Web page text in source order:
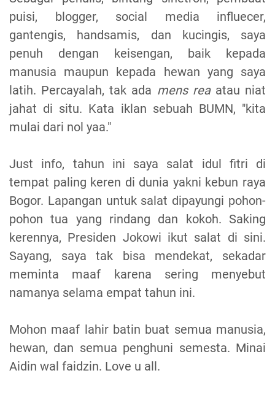
puisi, blogger, social media influecer,
gantengis, handsamis, dan kucingis, saya
penuh dengan keisengan, baik kepada
manusia maupun kepada hewan yang saya
latih. Percayalah, tak ada mens reaatau niat
jahat di situ. Kata iklan sebuah BUMN, "kita
mulai dari nol yaa."
Just info, tahun ini saya salat idul fitri di
tempat paling keren di dunia yakni kebun raya
Bogor. Lapangan untuk salat dipayungi pohon-
pohon tua yang rindang dan kokoh. Saking
kerennya, Presiden Jokowi ikut salat di sini.
Sayang, saya tak bisa mendekat, sekadar
meminta maaf karena sering menyebut
namanya selama empat tahun ini.
Mohon maaf lahir batin buat semua manusia,
hewan, dan semua penghuni semesta. Minai
Aidin wal faidzin. Love u all.